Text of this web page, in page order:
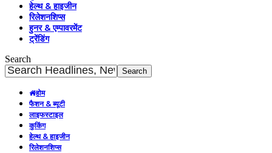
हेल्थ & हाइजीन
रिलेशनशिप्स
हुनर & एम्पावरमेंट
ट्रेंडिंग
Search
होम
फैशन & ब्यूटी
लाइफस्टाइल
कुकिंग
हेल्थ & हाइजीन
रिलेशनशिप्स